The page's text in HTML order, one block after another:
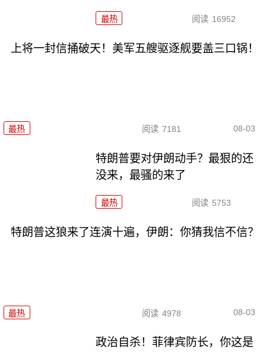
最热 阅读 16952
上将一封信捅破天！美军五艘驱逐舰要盖三口锅！
最热 阅读 7181 08-03
特朗普要对伊朗动手？最狠的还
没来，最骚的来了
最热 阅读 5753
特朗普这狼来了连演十遍，伊朗：你猜我信不信？
最热 阅读 4978 08-03
政治自杀！菲律宾防长，你这是